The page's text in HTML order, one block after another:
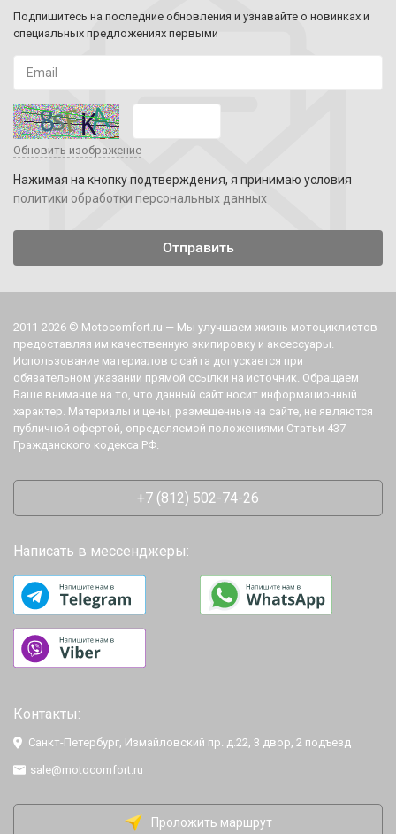
Подпишитесь на последние обновления и узнавайте о новинках и
специальных предложениях первыми
Обновить изображение
Нажимая на кнопку подтверждения, я принимаю условия
политики обработки персональных данных
2011-2026 © Motocomfort.ru — Мы улучшаем жизнь мотоциклистов
предоставляя им качественную экипировку и аксессуары.
Использование материалов с сайта допускается при
обязательном указании прямой ссылки на источник. Обращаем
Ваше внимание на то, что данный сайт носит информационный
характер. Материалы и цены, размещенные на сайте, не являются
публичной офертой, определяемой положениями Статьи 437
Гражданского кодекса РФ.
+7 (812) 502-74-26
Написать в мессенджеры:
Контакты:
Санкт-Петербург, Измайловский пр. д.22, 3 двор, 2 подъезд
sale@motocomfort.ru
Проложить маршрут